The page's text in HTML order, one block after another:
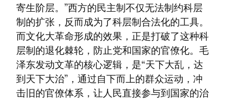
寄生阶层。”西方的民主制不仅无法制约科层
制的扩张，反而成为了科层制合法化的工具。
而文化大革命形成的效果，正是打破了这种科
层制的退化棘轮，防止党和国家的官僚化。毛
泽东发动文革的核心逻辑，是“天下大乱，达
到天下大治”，通过自下而上的群众运动，冲
击旧的官僚体系，让人民直接参与到国家的治